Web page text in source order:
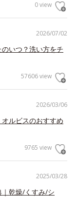
0 view
2026/07/02
いつ？洗い方をチ
57606 view
2026/03/06
オルビスのおすすめ
9765 view
2025/03/28
乾燥/くすみ/シ